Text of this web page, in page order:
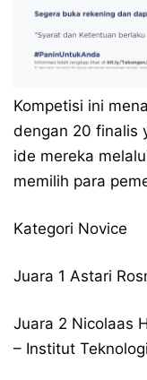
Kompetisi ini
dengan 20 finalis
ide mereka
memilih para
Kategori Novice
Juara 1 Astari
Juara 2 Nicolaas
– Institut